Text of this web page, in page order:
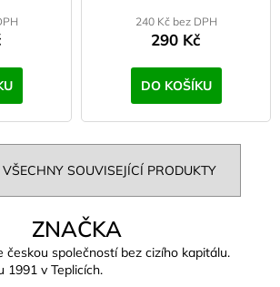
240 Kč bez DPH
290 Kč
DO KOŠÍKU
SOUVISEJÍCÍ PRODUKTY
ZNAČKA
českou společností bez cizího kapitálu.
1991 v Teplicích.